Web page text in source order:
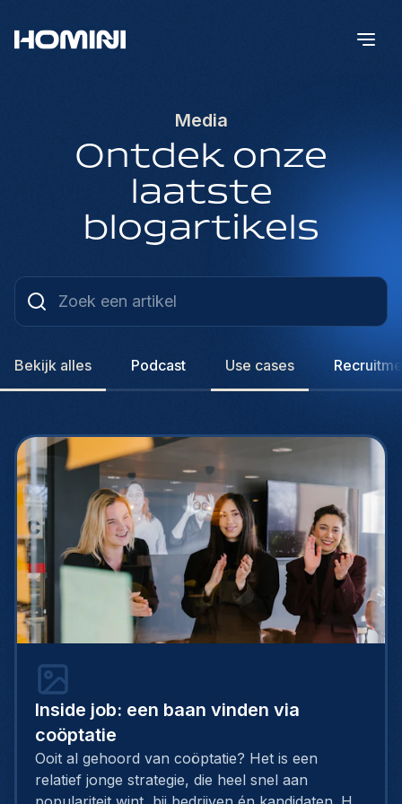
Media
Ontdek onze
laatste
blogartikels
Bekijk alles Podcast Use cases
Inside job: een baan vinden via
coöptatie
Ooit al gehoord van coöptatie? Het is een
relatief jonge strategie, die heel snel aan